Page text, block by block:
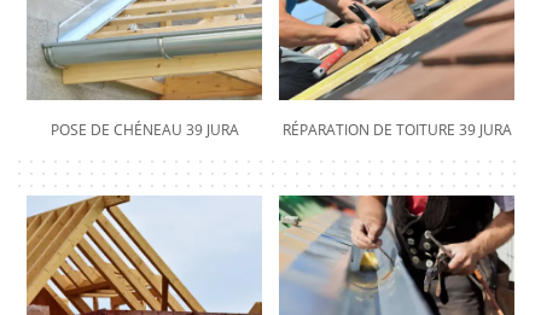
POSE DE CHÉNEAU 39 JURA RÉPARATION DE TOITURE 39 JURA